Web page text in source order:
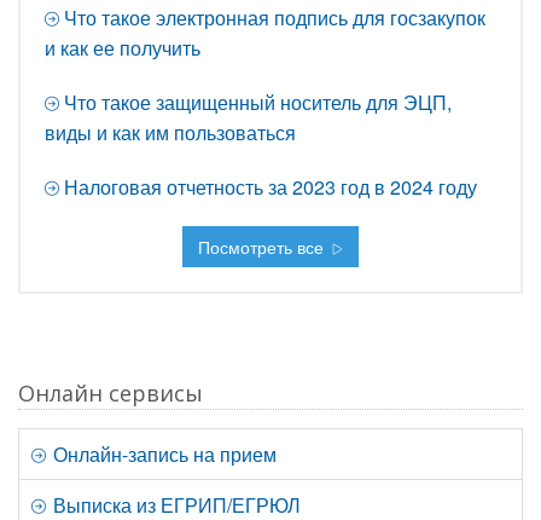
Что такое электронная подпись для госзакупок
и как ее получить
Что такое защищенный носитель для ЭЦП,
виды и как им пользоваться
Налоговая отчетность за 2023 год в 2024 году
Посмотреть все
Онлайн сервисы
Онлайн-запись на прием
Выписка из ЕГРИП/ЕГРЮЛ